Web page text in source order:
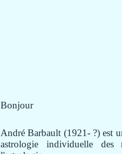
Bonjour
André Barbault (1921- ?) est
astrologie individuelle des